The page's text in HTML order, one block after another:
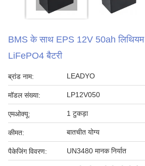
BMS के साथ EPS 12V 50ah लिथियम
LiFePO4 बैटरी
ब्रांड नाम: LEADYO
मॉडल संख्या: LP12V050
एमओक्यू: 1 टुकड़ा
कीमत: बातचीत योग्य
पैकेजिंग विवरण: UN3480 मानक निर्यात